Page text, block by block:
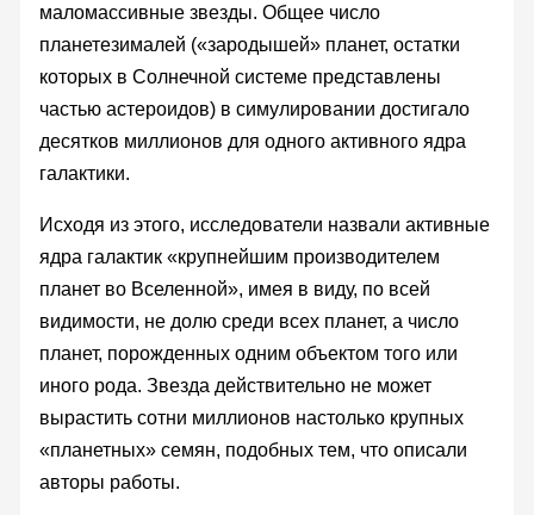
маломассивные звезды. Общее число
планетезималей («зародышей» планет, остатки
которых в Солнечной системе представлены
частью астероидов) в симулировании достигало
десятков миллионов для одного активного ядра
галактики.
Исходя из этого, исследователи назвали активные
ядра галактик «крупнейшим производителем
планет во Вселенной», имея в виду, по всей
видимости, не долю среди всех планет, а число
планет, порожденных одним объектом того или
иного рода. Звезда действительно не может
вырастить сотни миллионов настолько крупных
«планетных» семян, подобных тем, что описали
авторы работы.